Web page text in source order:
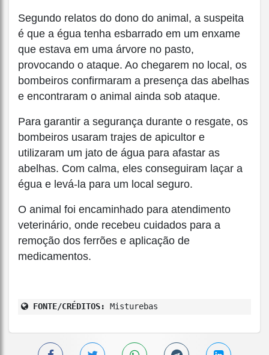
Segundo relatos do dono do animal, a suspeita
é que a égua tenha esbarrado em um enxame
que estava em uma árvore no pasto,
provocando o ataque. Ao chegarem no local, os
bombeiros confirmaram a presença das abelhas
e encontraram o animal ainda sob ataque.
Para garantir a segurança durante o resgate, os
bombeiros usaram trajes de apicultor e
utilizaram um jato de água para afastar as
abelhas. Com calma, eles conseguiram laçar a
égua e levá-la para um local seguro.
O animal foi encaminhado para atendimento
veterinário, onde recebeu cuidados para a
remoção dos ferrões e aplicação de
medicamentos.
FONTE/CRÉDITOS: Misturebas